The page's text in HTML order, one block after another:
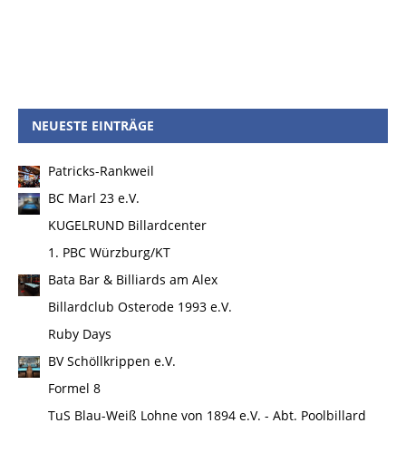
NEUESTE EINTRÄGE
Patricks-Rankweil
BC Marl 23 e.V.
KUGELRUND Billardcenter
1. PBC Würzburg/KT
Bata Bar & Billiards am Alex
Billardclub Osterode 1993 e.V.
Ruby Days
BV Schöllkrippen e.V.
Formel 8
TuS Blau-Weiß Lohne von 1894 e.V. - Abt. Poolbillard